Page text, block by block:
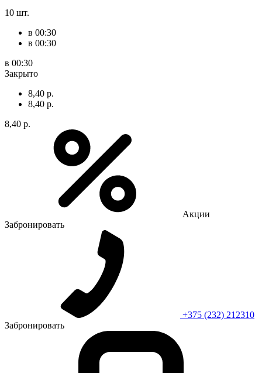
10 шт.
в 00:30
в 00:30
в 00:30
Закрыто
8,40 р.
8,40 р.
8,40 р.
Акции
Забронировать
+375 (232) 212310
Забронировать